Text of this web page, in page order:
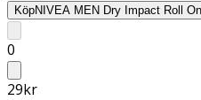
KöpNIVEA MEN Dry Impact Roll
0
29kr